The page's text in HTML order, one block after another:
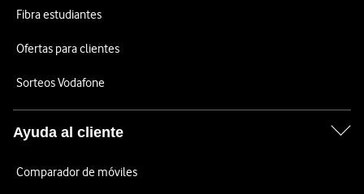
Fibra estudiantes
Ofertas para clientes
Sorteos Vodafone
Ayuda al cliente
Comparador de móviles